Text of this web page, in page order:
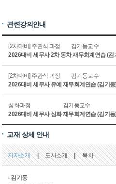
관련강의안내
[2차대비] 주관식 과정
김기동교수
2026대비 세무사 2차 동차 재무회계연습 (김
[2차대비] 주관식 과정
김기동교수
2026대비 세무사 유예 재무회계연습 (김기
심화과정
김기동교수
2026대비 세무사 심화 재무회계연습 (김기
교재 상세 안내
저자소개 | 도서소개 | 목차
- 김기동